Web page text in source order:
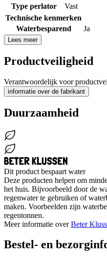
Type perlator
Vast
Technische kenmerken
Waterbesparend
Ja
Lees meer
Productveiligheid
Verantwoordelijk voor
informatie over de fabrikant
Duurzaamheid
Dit product bespaart water
Deze producten helpen om
het huis. Bijvoorbeeld door de
regenwater te gebruiken of
maken. Voorbeelden zijn
regentonnen.
Meer informatie overBeter
Bestel- en